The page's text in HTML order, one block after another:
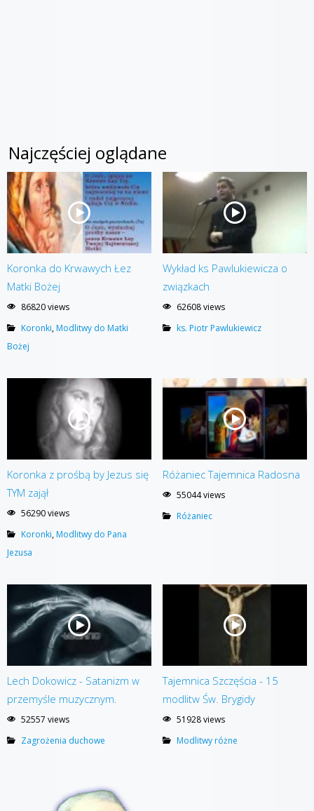
Najczęściej oglądane
Koronka do Krwawych Łez
Matki Bożej
86820 views
Koronki,Modlitwy do Matki
Bożej
Wykład ks Pawlukiewicza o
związkach
62608 views
ks. Piotr Pawlukiewicz
Koronka z prośbą by Jezus się
TYM zajął
56290 views
Koronki,Modlitwy do Pana
Jezusa
Różaniec Tajemnica Radosna
55044 views
Różaniec
Lech Dokowicz - Satanizm w
przemyśle muzycznym.
52557 views
Zagrożenia duchowe
Tajemnica Szczęścia - 15
modlitw Św. Brygidy
51928 views
Modlitwy różne